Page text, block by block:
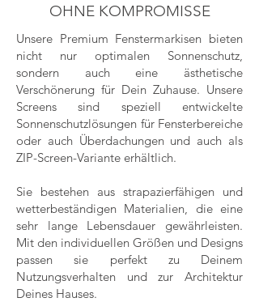
OHNE KOMPROMISSE
Unsere Premium Fenstermarkisen bieten
nicht nur optimalen Sonnenschutz,
sondern auch eine ästhetische
Verschönerung für Dein Zuhause. Unsere
Screens sind speziell entwickelte
Sonnenschutzlösungen für Fensterbereiche
oder auch Überdachungen und auch als
ZIP-Screen-Variante erhältlich.
Sie bestehen aus strapazierfähigen und
wetterbeständigen Materialien, die eine
sehr lange Lebensdauer gewährleisten.
Mit den individuellen Größen und Designs
passen sie perfekt zu Deinem
Nutzungsverhalten und zur Architektur
Deines Hauses.